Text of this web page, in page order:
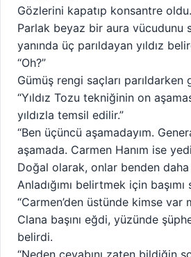
Gözlerini kapatıp konsantre oldu.
Parlak beyaz bir aura vücudunu
yanında üç parıldayan yıldız
“Oh?”
Gümüş rengi saçları
“Yıldız Tozu tekniğinin on
yıldızla temsil edilir.”
“Ben üçüncü aşamadayım.
aşamada. Carmen Hanım ise
Doğal olarak, onlar benden daha
Anladığımı belirtmek için başımı
“Carmen’den üstünde kimse var
Clana başını eğdi, yüzünde
belirdi.
“Neden cevabını zaten bildiğin